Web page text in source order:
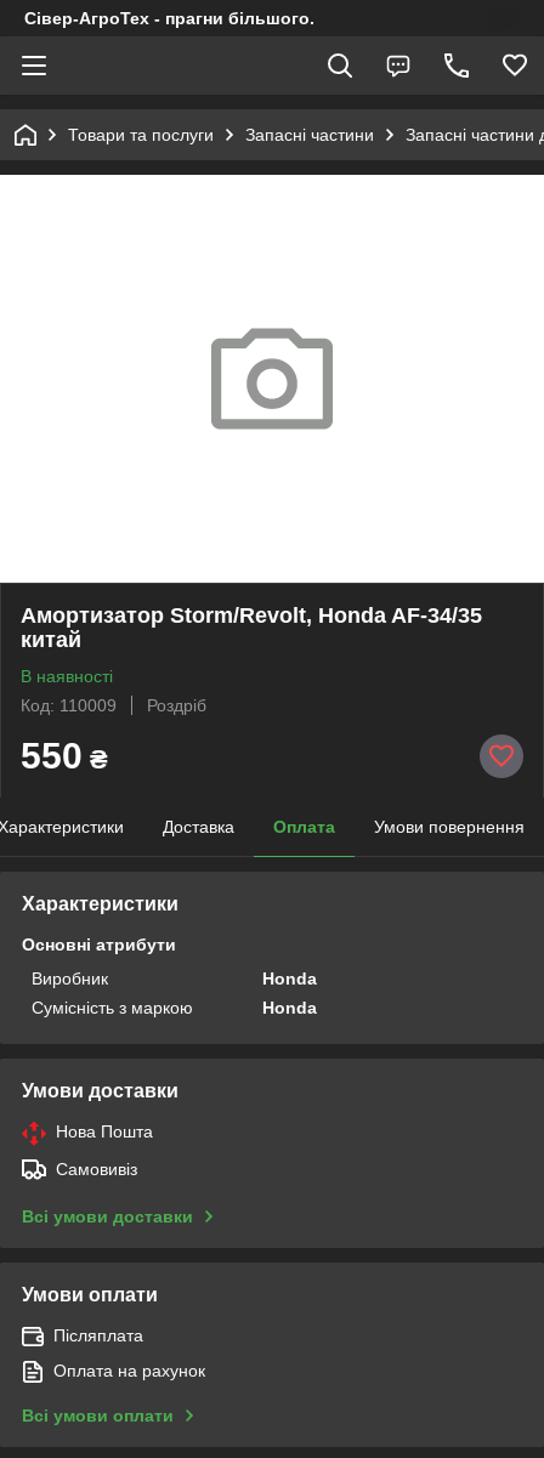
Сівер-АгроТех - прагни більшого.
Товари та послуги Запасні частини Запасні частини
Амортизатор Storm/Revolt, Honda AF-34/35
китай
В наявності
Код: 110009
Роздріб
550 ₴
Доставка Оплата Умови повернення
Характеристики
Основні атрибути
Виробник
Honda
Сумісність з маркою
Honda
Умови доставки
Нова Пошта
Самовивіз
Всі умови доставки
Умови оплати
Післяплата
Оплата на рахунок
Всі умови оплати